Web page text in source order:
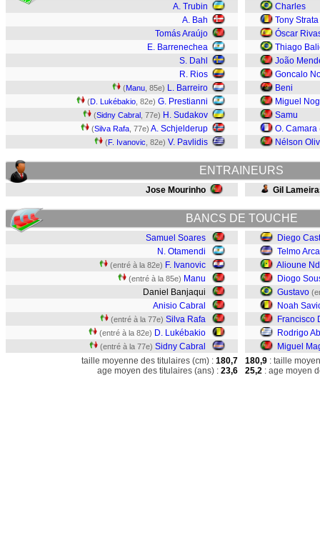
A. Trubin
A. Bah
Tomás Araújo
E. Barrenechea
S. Dahl
R. Rios
(Manu , 85e) L. Barreiro
(D. Lukébakio , 82e) G. Prestianni
(Sidny Cabral , 77e) H. Sudakov
(Silva Rafa , 77e) A. Schjelderup
(F. Ivanovic , 82e) V. Pavlidis
Charles
Tony Strata
Óscar
Thiago
João
Goncalo
Beni
Miguel
Samu
O. Camara
Nélson
ENTRAINEURS
Jose Mourinho Gil
BANCS DE TOUCHE
Samuel Soares
N. Otamendi
(entré à la 82e) F. Ivanovic
(entré à la 85e) Manu
Daniel Banjaqui
Anisio Cabral
(entré à la 77e) Silva Rafa
(entré à la 82e) D. Lukébakio
(entré à la 77e) Sidny Cabral
Diego
Telmo
Alioune
Diogo
Gustavo
Noah
Francisco
Rodrigo
Miguel
taille moyenne des titulaires (cm) : 180,7
age moyen des titulaires (ans) : 23,6
180,9 : taille
25,2 : age moyen